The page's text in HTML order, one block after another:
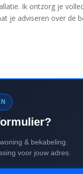
Ik ontzorg je
je adviseren over de
& bekabeling.
voor jouw adres.